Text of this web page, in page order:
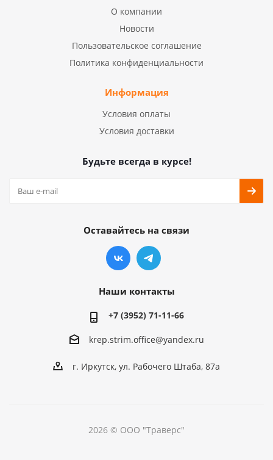
О компании
Новости
Пользовательское соглашение
Политика конфиденциальности
Информация
Условия оплаты
Условия доставки
Будьте всегда в курсе!
Оставайтесь на связи
Наши контакты
+7 (3952) 71-11-66
krep.strim.office@yandex.ru
г. Иркутск, ул. Рабочего Штаба, 87а
2026 © ООО "Траверс"